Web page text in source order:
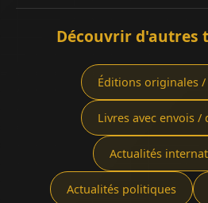
Découvrir d'autres
Éditions originales /
Livres avec envois /
Actualités
Actualités politiques